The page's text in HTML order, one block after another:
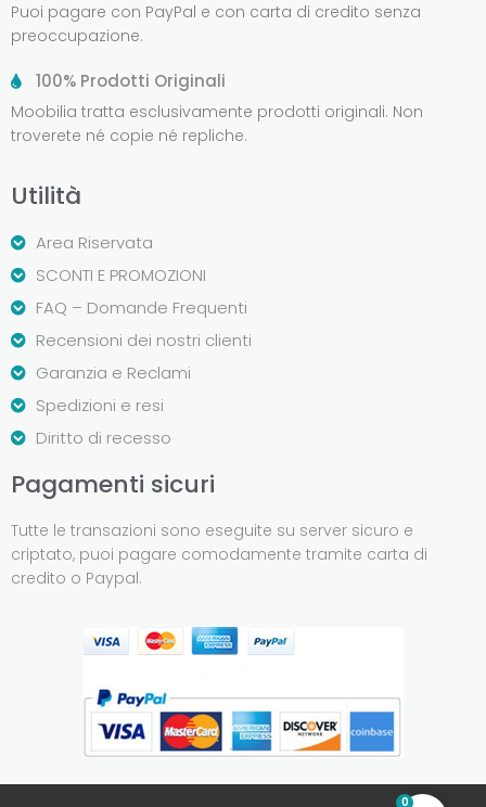
Puoi pagare con PayPal e con carta di credito senza
preoccupazione.
100% Prodotti Originali
Moobilia tratta esclusivamente prodotti originali. Non
troverete né copie né repliche.
Utilità
Area Riservata
SCONTI E PROMOZIONI
FAQ – Domande Frequenti
Recensioni dei nostri clienti
Garanzia e Reclami
Spedizioni e resi
Diritto di recesso
Pagamenti sicuri
Tutte le transazioni sono eseguite su server sicuro e
criptato, puoi pagare comodamente tramite carta di
credito o Paypal.
0